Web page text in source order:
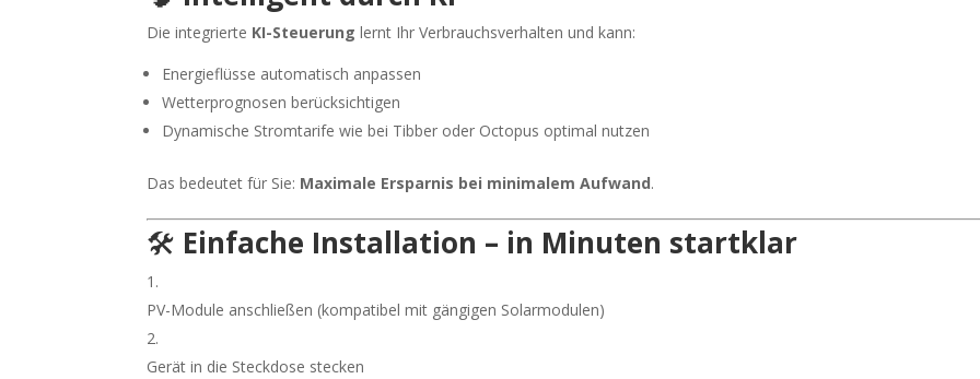
Die integrierte KI-Steuerung lernt Ihr Verbrauchsverhalten und kann:
Energieflüsse automatisch anpassen
Wetterprognosen berücksichtigen
Dynamische Stromtarife wie bei Tibber oder Octopus optimal nutzen
Das bedeutet für Sie: Maximale Ersparnis bei minimalem Aufwand.
🛠 Einfache Installation – in Minuten startklar
PV-Module anschließen (kompatibel mit gängigen Solarmodulen)
Gerät in die Steckdose stecken